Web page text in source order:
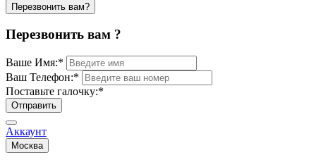
Перезвонить вам?
Перезвонить вам ?
Ваше Имя:*
Ваш Телефон:*
Поставьте галочку:*
Отправить
Аккаунт
Москва